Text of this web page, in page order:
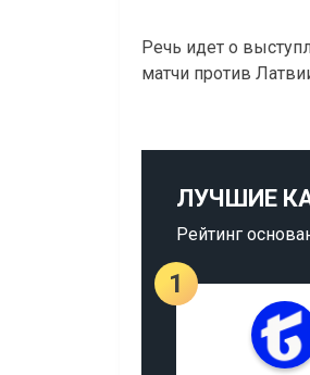
Речь идет о
матчи против
ЛУЧШИЕ
Рейтинг
1